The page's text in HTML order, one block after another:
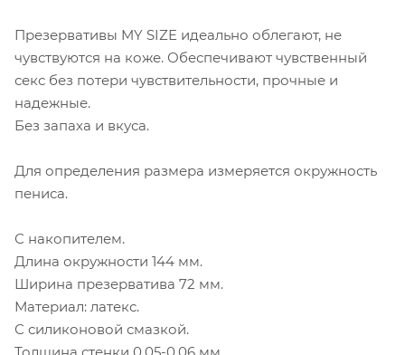
Презервативы MY SIZE идеально облегают, не
чувствуются на коже. Обеспечивают чувственный
секс без потери чувствительности, прочные и
надежные.
Без запаха и вкуса.
Для определения размера измеряется окружность
пениса.
С накопителем.
Длина окружности 144 мм.
Ширина презерватива 72 мм.
Материал: латекс.
С силиконовой смазкой.